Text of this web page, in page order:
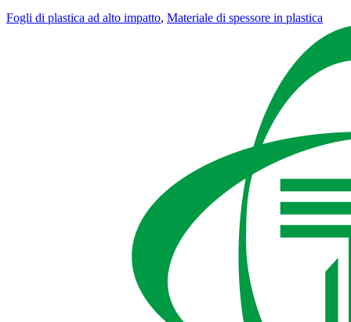
Fogli di plastica ad alto impatto, Materiale di spessore in plastica